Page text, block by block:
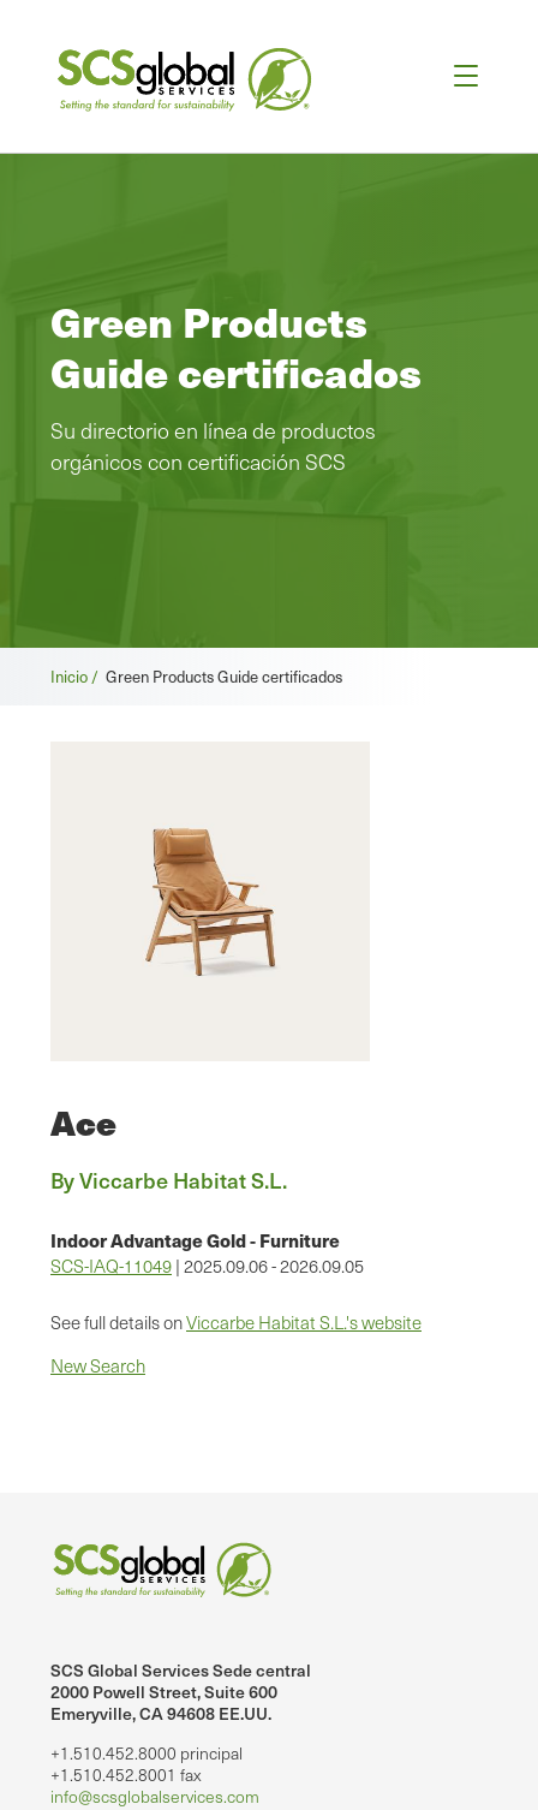
Green Products
Guide certificados
Su directorio en línea de productos
orgánicos con certificación SCS
Migas
Inicio / Green Products Guide certificados
Ace
By Viccarbe Habitat S.L.
Indoor Advantage Gold - Furniture
SCS-IAQ-11049 | 2025.09.06 - 2026.09.05
See full details onViccarbe Habitat S.L.'s website
New Search
SCS Global Services Sede central
2000 Powell Street, Suite 600
Emeryville, CA 94608 EE.UU.
+1.510.452.8000 principal
+1.510.452.8001 fax
info@scsglobalservices.com